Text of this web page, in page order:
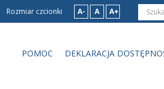
Rozmiar czcionki A- A A+
POMOC DEKLARACJA